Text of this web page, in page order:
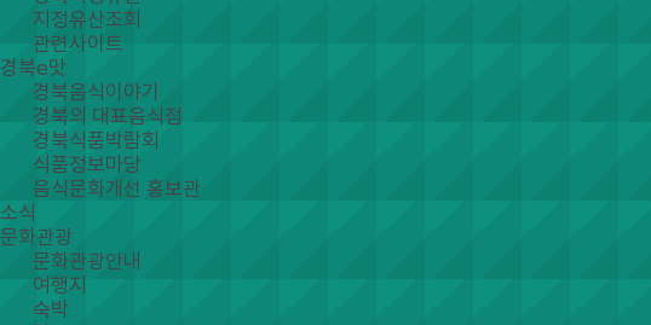
지정유산조회
관련사이트
경북e맛
경북음식이야기
경북의 대표음식점
경북식품박람회
식품정보마당
음식문화개선 홍보관
소식
문화관광
문화관광안내
여행지
숙박